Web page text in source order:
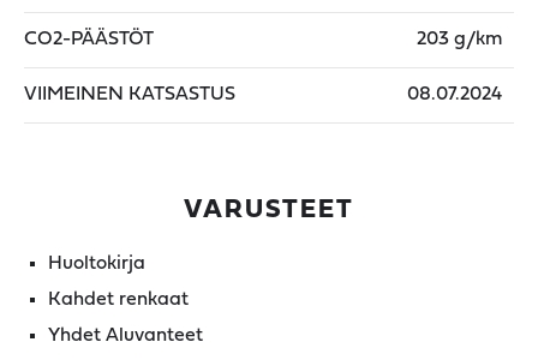
CO2-PÄÄSTÖT 203 g/km
VIIMEINEN KATSASTUS 08.07.2024
VARUSTEET
Huoltokirja
Kahdet renkaat
Yhdet Aluvanteet